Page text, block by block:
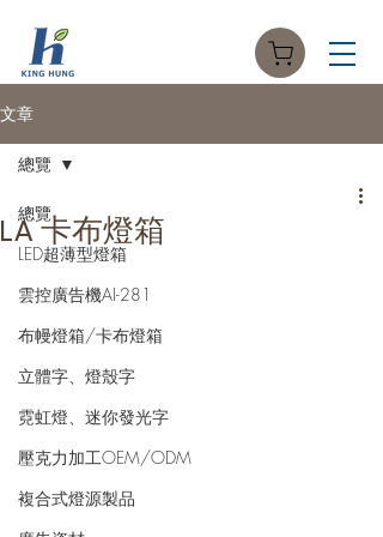
文章
總覽
LED超薄型燈箱
雲控廣告機AI-281
布幔燈箱/卡布燈箱
立體字、燈殼字
霓虹燈、迷你發光字
壓克力加工OEM/ODM
複合式燈源製品
總覽
LA 卡布燈箱